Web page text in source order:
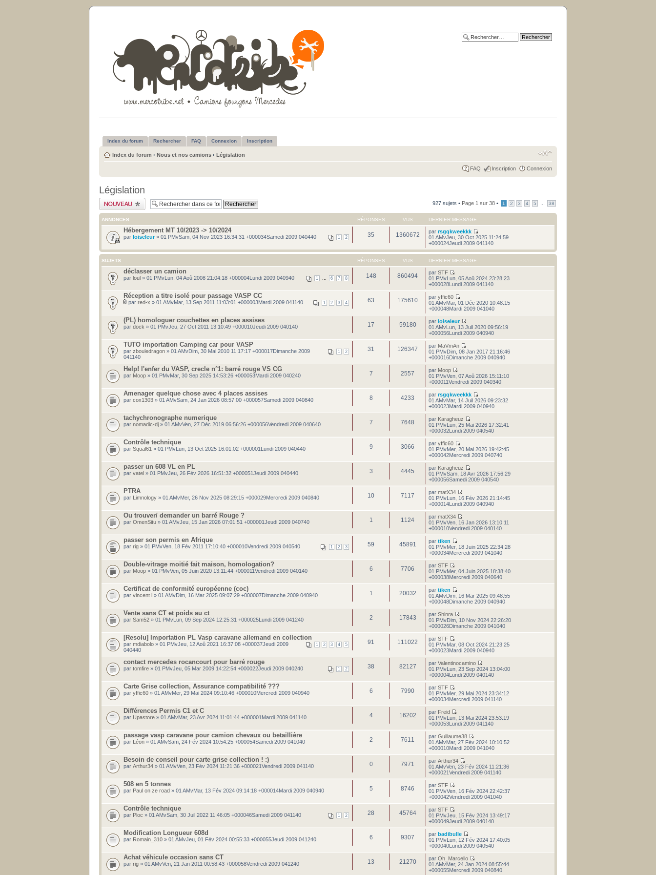
Index du forum Rechercher FAQ Connexion Inscription
Index du forum ‹ Nous et nos camions ‹ Législation
FAQ Inscription Connexion
Législation
Publier un nouveau
sujet
927 sujets • Page 1 sur 38 • 1 2 3 4 5 38
ANNONCES RÉPONSES VUS DERNIER MESSAGE
Hébergement MT 10/2023 -> 10/2024
1 2
par loiseleur» 01 PMvSam, 04 Nov 2023 16:34:31 +000034Samedi 2009 040440 35 1360672 parrsgqkweekkk
01 AMvJeu, 30 Oct 2025 11:24:59
+000024Jeudi 2009 041140
SUJETS RÉPONSES VUS DERNIER MESSAGE
déclasser un camion
1 6 7 8
par loul » 01 PMvLun, 04 Aoû 2008 21:04:18 +000004Lundi 2009 040940 148 860494 parSTF
01 PMvLun, 05 Aoû 2024 23:28:23
+000028Lundi 2009 041140
Réception a titre isolé pour passage VASP CC
1 2 3 4
par red-x » 01 AMvMar, 13 Sep 2011 11:03:01 +000003Mardi 2009 041140 63 175610 paryffic60
01 AMvMar, 01 Déc 2020 10:48:15
+000048Mardi 2009 041040
(PL) homologuer couchettes en places assises
par dock » 01 PMvJeu, 27 Oct 2011 13:10:49 +000010Jeudi 2009 040140 17 59180 parloiseleur
01 AMvLun, 13 Juil 2020 09:56:19
+000056Lundi 2009 040940
TUTO importation Camping car pour VASP
1 2
par zbouledragon » 01 AMvDim, 30 Mai 2010 11:17:17 +000017Dimanche 2009
041140
31 126347 par MaVmAn
01 PMvDim, 08 Jan 2017 21:16:46
+000016Dimanche 2009 040940
Help! l'enfer du VASP, crecle n°1: barré rouge VS CG
par Moop » 01 PMvMar, 30 Sep 2025 14:53:26 +000053Mardi 2009 040240 7 2557 par Moop
01 PMvVen, 07 Aoû 2026 15:11:10
+000011Vendredi 2009 040340
Amenager quelque chose avec 4 places assises
par cox1303 » 01 AMvSam, 24 Jan 2026 08:57:00 +000057Samedi 2009 040840 8 4233 parrsgqkweekkk
01 AMvMar, 14 Juil 2026 09:23:32
+000023Mardi 2009 040940
tachychronographe numerique
par nomadic-dj » 01 AMvVen, 27 Déc 2019 06:56:26 +000056Vendredi 2009 040640 7 7648 par Karagheuz
01 PMvLun, 25 Mai 2026 17:32:41
+000032Lundi 2009 040540
Contrôle technique
par Squal61 » 01 PMvLun, 13 Oct 2025 16:01:02 +000001Lundi 2009 040440 9 3066 paryffic60
01 PMvMer, 20 Mai 2026 19:42:45
+000042Mercredi 2009 040740
passer un 608 VL en PL
par vatel » 01 PMvJeu, 26 Fév 2026 16:51:32 +000051Jeudi 2009 040440 3 4445 par Karagheuz
01 PMvSam, 18 Avr 2026 17:56:29
+000056Samedi 2009 040540
PTRA
par Limnology » 01 AMvMer, 26 Nov 2025 08:29:15 +000029Mercredi 2009 040840 10 7117 parmatX34
01 PMvLun, 16 Fév 2026 21:14:45
+000014Lundi 2009 040940
Ou trouver/ demander un barré Rouge ?
par OmenSitu » 01 AMvJeu, 15 Jan 2026 07:01:51 +000001Jeudi 2009 040740 1 1124 parmatX34
01 PMvVen, 16 Jan 2026 13:10:11
+000010Vendredi 2009 040140
passer son permis en Afrique
1 2 3
par rig » 01 PMvVen, 18 Fév 2011 17:10:40 +000010Vendredi 2009 040540 59 45891 partiken
01 PMvMer, 18 Juin 2025 22:34:28
+000034Mercredi 2009 041040
Double-vitrage moitié fait maison, homologation?
par Moop » 01 PMvVen, 05 Juin 2020 13:11:44 +000011Vendredi 2009 040140 6 7706 parSTF
01 PMvMer, 04 Juin 2025 18:38:40
+000038Mercredi 2009 040640
Certificat de conformité européenne (coc)
par vincent l » 01 AMvDim, 16 Mar 2025 09:07:29 +000007Dimanche 2009 040940 1 20032 partiken
01 AMvDim, 16 Mar 2025 09:48:55
+000048Dimanche 2009 040940
Vente sans CT et poids au ct
par Sam52 » 01 PMvLun, 09 Sep 2024 12:25:31 +000025Lundi 2009 041240 2 17843 parShinra
01 PMvDim, 10 Nov 2024 22:26:20
+000026Dimanche 2009 041040
[Resolu] Importation PL Vasp caravane allemand en collection
1 2 3 4 5
par mdiabolo » 01 PMvJeu, 12 Aoû 2021 16:37:08 +000037Jeudi 2009
040440
91 111022 parSTF
01 PMvMar, 08 Oct 2024 21:23:25
+000023Mardi 2009 040940
contact mercedes rocancourt pour barré rouge
1 2
par tomfire » 01 PMvJeu, 05 Mar 2009 14:22:54 +000022Jeudi 2009 040240 38 82127 parValentinocamino
01 PMvLun, 23 Sep 2024 13:04:00
+000004Lundi 2009 040140
Carte Grise collection, Assurance compatibilité ???
par yffic60 » 01 AMvMer, 29 Mai 2024 09:10:46 +000010Mercredi 2009 040940 6 7990 parSTF
01 PMvMer, 29 Mai 2024 23:34:12
+000034Mercredi 2009 041140
Différences Permis C1 et C
par Upastore » 01 AMvMar, 23 Avr 2024 11:01:44 +000001Mardi 2009 041140 4 16202 par Freid
01 PMvLun, 13 Mai 2024 23:53:19
+000053Lundi 2009 041140
passage vasp caravane pour camion chevaux ou betaillière
par Léon » 01 AMvSam, 24 Fév 2024 10:54:25 +000054Samedi 2009 041040 2 7611 parGuillaume38
01 AMvMar, 27 Fév 2024 10:10:52
+000010Mardi 2009 041040
Besoin de conseil pour carte grise collection ! :)
par Arthur34 » 01 AMvVen, 23 Fév 2024 11:21:36 +000021Vendredi 2009 041140 0 7971 parArthur34
01 AMvVen, 23 Fév 2024 11:21:36
+000021Vendredi 2009 041140
508 en 5 tonnes
par Paul on ze road » 01 AMvMar, 13 Fév 2024 09:14:18 +000014Mardi 2009 040940 5 8746 parSTF
01 PMvVen, 16 Fév 2024 22:42:37
+000042Vendredi 2009 041040
Contrôle technique
1 2
par Ploc » 01 AMvSam, 30 Juil 2022 11:46:05 +000046Samedi 2009 041140 28 45764 parSTF
01 PMvJeu, 15 Fév 2024 13:49:17
+000049Jeudi 2009 040140
Modification Longueur 608d
par Romain_310 » 01 AMvJeu, 01 Fév 2024 00:55:33 +000055Jeudi 2009 041240 6 9307 parbadibulle
01 PMvLun, 12 Fév 2024 17:40:05
+000040Lundi 2009 040540
Achat véhicule occasion sans CT
par rig » 01 AMvVen, 21 Jan 2011 00:58:43 +000058Vendredi 2009 041240 13 21270 parOh_Marcello
01 AMvMer, 24 Jan 2024 08:55:44
+000055Mercredi 2009 040840